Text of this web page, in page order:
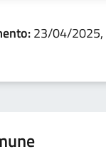
23/04/2025,